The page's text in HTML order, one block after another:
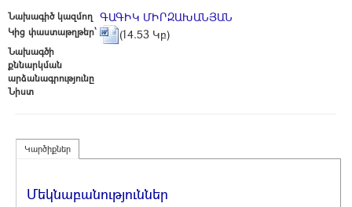
Նախագիծ կազմող ԳԱԳԻԿ ՄԻՐԶԱԽԱՆՅԱՆ
Կից փաստաթղթեր՝ (14.53 Կբ)
Նախագծի
քննարկման
արձանագրությունը
Նիստ
Կարծիքներ
Մեկնաբանություններ